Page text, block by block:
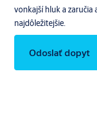
vonkajší hluk a
najdôležitejšie.
Odoslať dopyt